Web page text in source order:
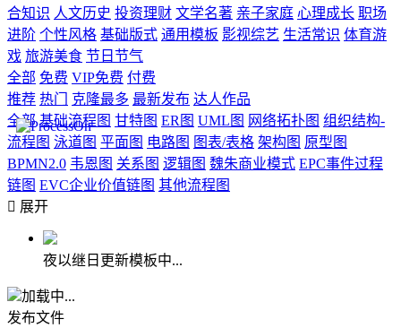
合知识 人文历史 投资理财 文学名著 亲子家庭 心理成长 职场
进阶 个性风格 基础版式 通用模板 影视综艺 生活常识 体育游
戏 旅游美食 节日节气
全部 免费 VIP免费 付费
推荐 热门 克隆最多 最新发布 达人作品
全部 基础流程图 甘特图 ER图 UML图 网络拓扑图 组织结构-
流程图 泳道图 平面图 电路图 图表/表格 架构图 原型图
BPMN2.0 韦恩图 关系图 逻辑图 魏朱商业模式 EPC事件过程
链图 EVC企业价值链图 其他流程图
 展开
夜以继日更新模板中...
加载中...
发布文件